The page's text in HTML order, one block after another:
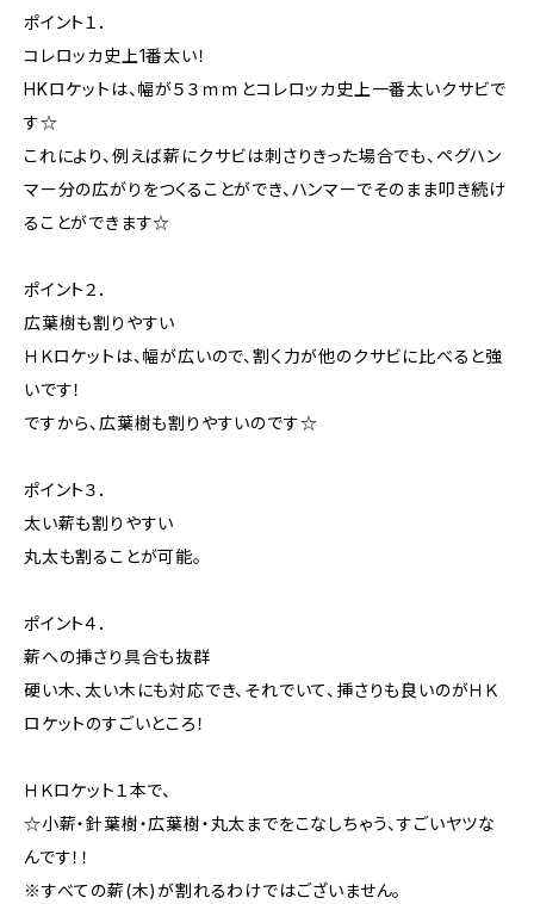
ポイント１．
コレロッカ史上1番太い！
HKロケットは、幅が５３ｍｍとコレロッカ史上一番太いクサビで
す☆
これにより、例えば薪にクサビは刺さりきった場合でも、ペグハン
マー分の広がりをつくることができ、ハンマーでそのまま叩き続け
ることができます☆
ポイント２．
広葉樹も割りやすい
ＨＫロケットは、幅が広いので、割く力が他のクサビに比べると強
いです！
ですから、広葉樹も割りやすいのです☆
ポイント３．
太い薪も割りやすい
丸太も割ることが可能。
ポイント４．
薪への挿さり具合も抜群
硬い木、太い木にも対応でき、それでいて、挿さりも良いのがＨＫ
ロケットのすごいところ！
ＨＫロケット１本で、
☆小薪・針葉樹・広葉樹・丸太までをこなしちゃう、すごいヤツな
んです！！
※すべての薪(木)が割れるわけではございません。